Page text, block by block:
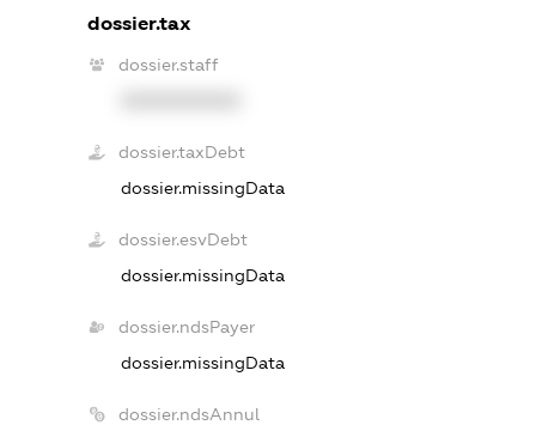
dossier.tax
dossier.staff
dossier.taxDebt
dossier.missingData
dossier.esvDebt
dossier.missingData
dossier.ndsPayer
dossier.missingData
dossier.ndsAnnul